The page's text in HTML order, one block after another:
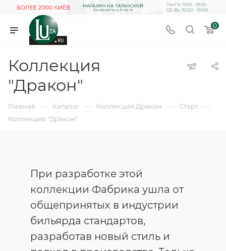
0
Коллекция
"Дракон"
Главная — Каталог — Коллекция Дракон — Старт —
Коллекция "Дракон"
При разработке этой
коллекции Фабрика ушла от
общепринятых в индустрии
бильярда стандартов,
разработав новый стиль и